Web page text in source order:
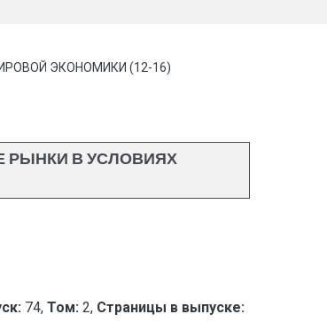
ЭКОНОМИКИ (12-16)
В УСЛОВИЯХ
74, Том: 2, Страницы в выпуске: